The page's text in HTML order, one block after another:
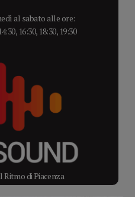
al sabato alle ore:
16:30, 18:30, 19:30
Ritmo di Piacenza